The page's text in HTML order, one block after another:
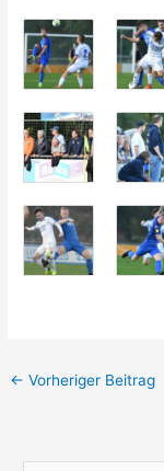
← Vorheriger Beitrag